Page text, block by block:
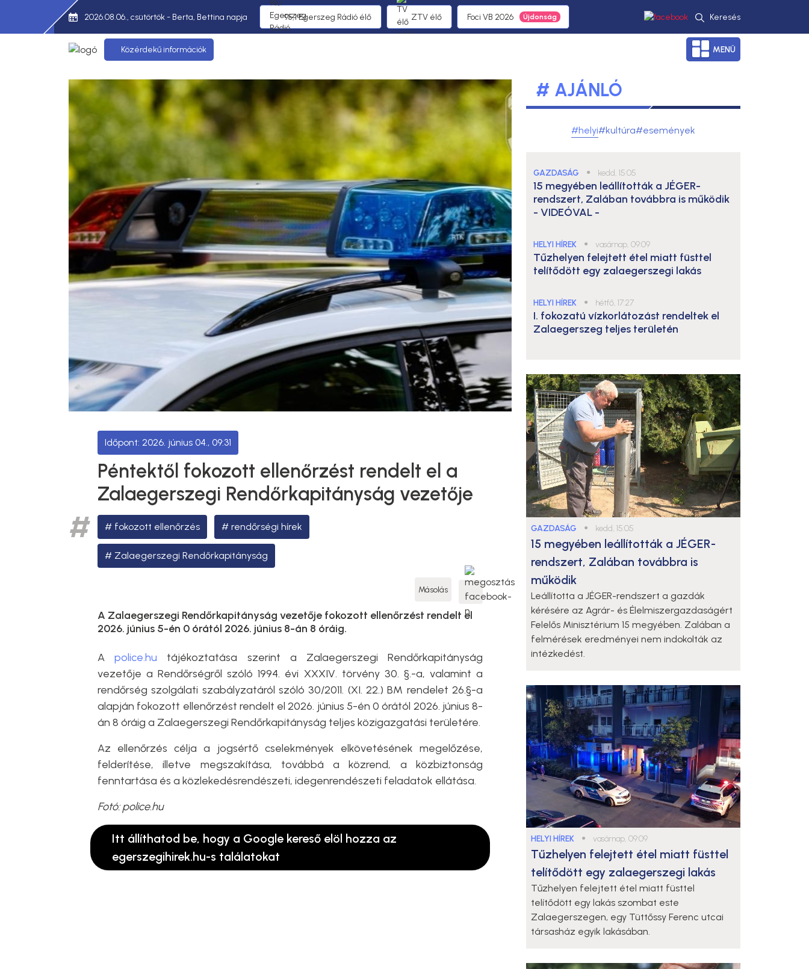
2026.08.06., csütörtök - Berta, Bettina napja 95,1 Egerszeg Rádió élő ZTV élő Foci VB 2026 Keresés
Közérdekű információk MENÜ
2026. június 04., 09:31
Péntektől fokozott ellenőrzést rendelt el a
Zalaegerszegi Rendőrkapitányság vezetője
fokozott ellenőrzés rendőrségi hírek
Zalaegerszegi Rendőrkapitányság
Másolás
A Zalaegerszegi Rendőrkapitányság vezetője fokozott ellenőrzést rendelt el
2026. június 5-én 0 órától 2026. június 8-án 8 óráig.
Apolice.hu tájékoztatása szerint a Zalaegerszegi Rendőrkapitányság
vezetője a Rendőrségről szóló 1994. évi XXXIV. törvény 30. §.-a, valamint a
rendőrség szolgálati szabályzatáról szóló 30/2011. (XI. 22.) BM rendelet 26.§-a
alapján fokozott ellenőrzést rendelt el 2026. június 5-én 0 órától 2026. június 8-
án 8 óráig a Zalaegerszegi Rendőrkapitányság teljes közigazgatási területére.
Az ellenőrzés célja a jogsértő cselekmények elkövetésének megelőzése,
felderítése, illetve megszakítása, továbbá a közrend, a közbiztonság
fenntartása és a közlekedésrendészeti, idegenrendészeti feladatok ellátása.
Fotó: police.hu
Itt állíthatod be, hogy a Google kereső elöl hozza az
egerszegihirek.hu-s találatokat
# AJÁNLÓ
#helyi#kultúra#események
GAZDASÁG ● kedd, 15:05
15 megyében leállították a JÉGER-
rendszert, Zalában továbbra is működik
- VIDEÓVAL -
HELYI HÍREK ● vasárnap, 09:09
Tűzhelyen felejtett étel miatt füsttel
telítődött egy zalaegerszegi lakás
HELYI HÍREK ● hétfő, 17:27
I. fokozatú vízkorlátozást rendeltek el
Zalaegerszeg teljes területén
GAZDASÁG ● kedd, 15:05
15 megyében leállították a JÉGER-
rendszert, Zalában továbbra is
működik
Leállította a JÉGER-rendszert a gazdák
kérésére az Agrár- és Élelmiszergazdaságért
Felelős Minisztérium 15 megyében. Zalában a
felmérések eredményei nem indokolták az
intézkedést.
HELYI HÍREK ● vasárnap, 09:09
Tűzhelyen felejtett étel miatt füsttel
telítődött egy zalaegerszegi lakás
Tűzhelyen felejtett étel miatt füsttel
telítődött egy lakás szombat este
Zalaegerszegen, egy Tüttőssy Ferenc utcai
társasház egyik lakásában.